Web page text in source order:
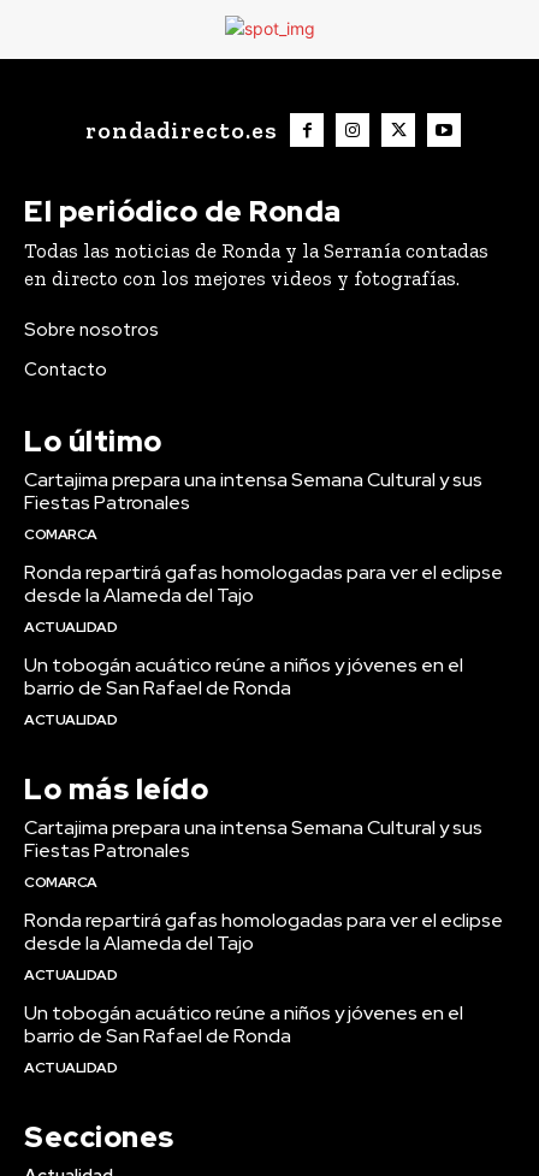
rondadirecto.es
El periódico de Ronda
Todas las noticias de Ronda y la Serranía contadas
en directo con los mejores videos y fotografías.
Sobre nosotros
Contacto
Lo último
Cartajima prepara una intensa Semana Cultural y sus
Fiestas Patronales
COMARCA
Ronda repartirá gafas homologadas para ver el eclipse
desde la Alameda del Tajo
ACTUALIDAD
Un tobogán acuático reúne a niños y jóvenes en el
barrio de San Rafael de Ronda
ACTUALIDAD
Lo más leído
Cartajima prepara una intensa Semana Cultural y sus
Fiestas Patronales
COMARCA
Ronda repartirá gafas homologadas para ver el eclipse
desde la Alameda del Tajo
ACTUALIDAD
Un tobogán acuático reúne a niños y jóvenes en el
barrio de San Rafael de Ronda
ACTUALIDAD
Secciones